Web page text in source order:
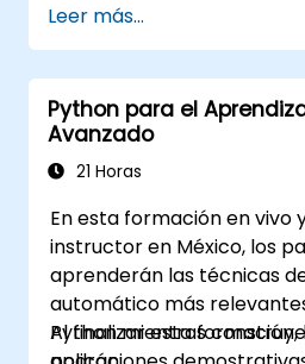
imágenes.
Aplicar Stable
escenarios de
como inpainting,
de imagen a imagen.
Optimizar el
Leer más...
Python para el
Avanzado
21 Horas
En esta formación en vivo
instructor en México, los
aprenderán las técnicas
automático más
Python mientras
Al finalizar esta